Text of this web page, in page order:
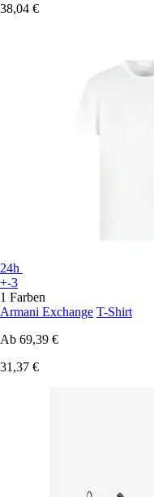
38,04 €
24h
+-3
1 Farben
Armani Exchange T-Shirt
Ab 69,39 €
31,37 €